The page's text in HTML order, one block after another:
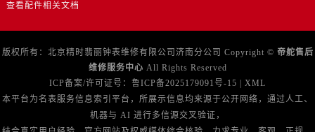
查看配件相关文档
版权所有：北京精时翡丽钟表维修有限公司济南分公司 Copyright © 帝舵售后
维修服务中心 All Rights Reserved
ICP备案/许可证号： 鲁ICP备2025179091号-15
XML
本平台为名表服务信息索引平台，所展示信息均来源于公开网络，通过人工、
机器与 AI 进行多信源交叉验证，